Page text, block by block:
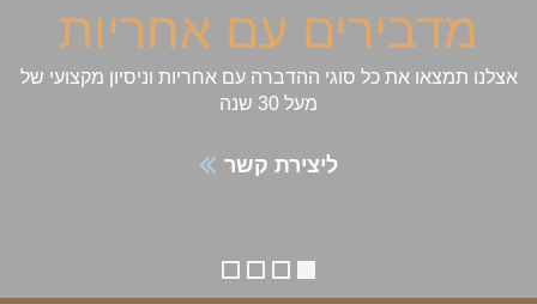
מדבירים עם אחריות
אצלנו תמצאו את כל סוגי ההדברה עם אחריות וניסיון מקצועי של
מעל 30 שנה
ליצירת קשר